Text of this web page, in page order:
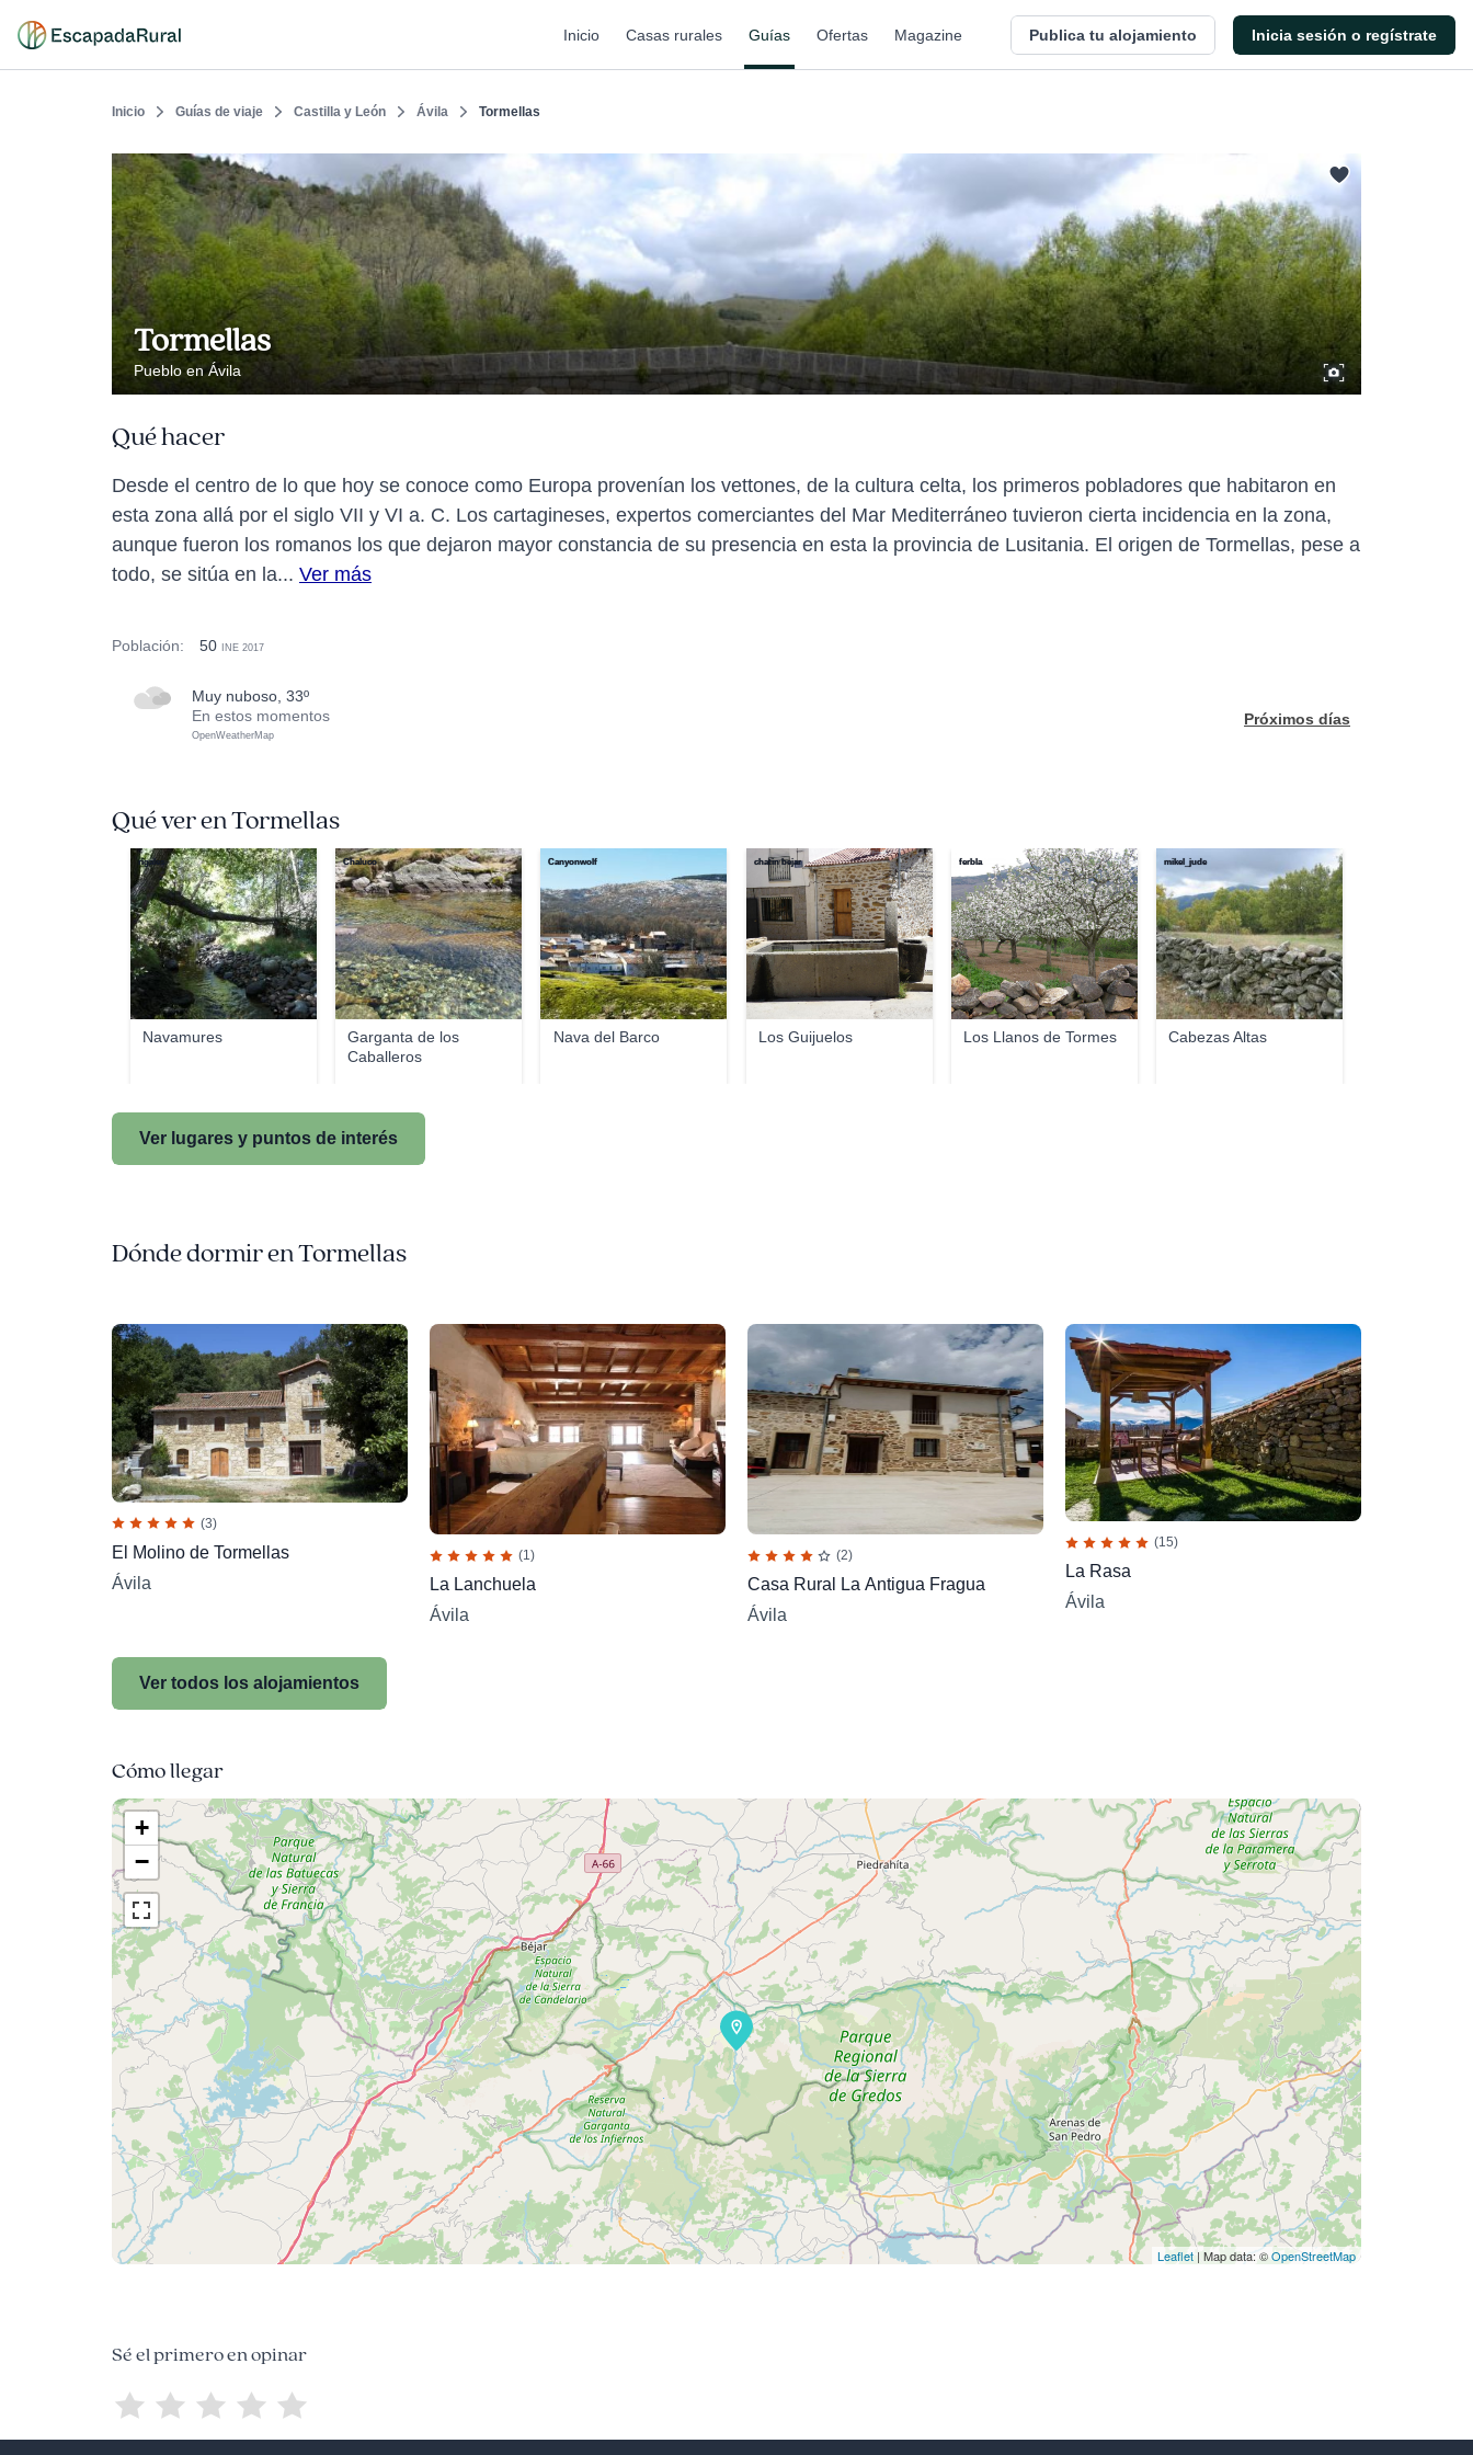
Inicio Casas rurales Guías Ofertas Magazine Publica tu alojamiento Inicia sesión o regístrate
Inicio Guías de viaje Castilla y León Ávila Tormellas
Tormellas
Pueblo en Ávila
Qué hacer
Desde el centro de lo que hoy se conoce como Europa provenían los vettones, de la cultura celta, los primeros pobladores que habitaron en
esta zona allá por el siglo VII y VI a. C. Los cartagineses, expertos comerciantes del Mar Mediterráneo tuvieron cierta incidencia en la zona,
aunque fueron los romanos los que dejaron mayor constancia de su presencia en esta la provincia de Lusitania. El origen de Tormellas, pese a
todo, se sitúa en la... Ver más
Población: 50 INE 2017
muy nuboso, 33º
En estos momentos
OpenWeatherMap
Próximos días
Qué ver en Tormellas
Navamures
rigales
Garganta de los
Caballeros
Chaluco
Nava del Barco
Canyonwolf
Los Guijuelos
chatin bejar
Los Llanos de Tormes
ferbla
Cabezas Altas
mikel_jude
Ver lugares y puntos de interés
Dónde dormir en Tormellas
(3)
El Molino de Tormellas
Ávila
(1)
La Lanchuela
Ávila
(2)
Casa Rural La Antigua Fragua
Ávila
(15)
La Rasa
Ávila
Ver todos los alojamientos
Cómo llegar
+
−
Leaflet | Map data: ©OpenStreetMap
Sé el primero en opinar